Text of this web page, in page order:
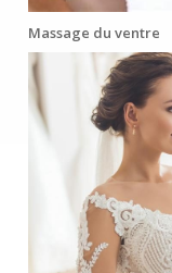
Massage du ventre